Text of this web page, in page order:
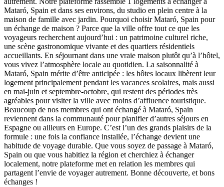
Mataró, Spain et dans ses environs, du studio en plein centre à la
maison de famille avec jardin. Pourquoi choisir Mataró, Spain pour
un échange de maison ? Parce que la ville offre tout ce que les
voyageurs recherchent aujourd’hui : un patrimoine culturel riche,
une scène gastronomique vivante et des quartiers résidentiels
accueillants. En séjournant dans une vraie maison plutôt qu’à l’hôtel,
vous vivez l’atmosphère locale au quotidien. La saisonnalité à
Mataró, Spain mérite d’être anticipée : les hôtes locaux libèrent leur
logement principalement pendant les vacances scolaires, mais aussi
en mai-juin et septembre-octobre, qui restent des périodes très
agréables pour visiter la ville avec moins d’affluence touristique.
Beaucoup de nos membres qui ont échangé à Mataró, Spain
reviennent dans la communauté pour planifier d’autres séjours en
Espagne ou ailleurs en Europe. C’est l’un des grands plaisirs de la
formule : une fois la confiance installée, l’échange devient une
habitude de voyage durable. Que vous soyez de passage à Mataró,
Spain ou que vous habitiez la région et cherchiez à échanger
localement, notre plateforme met en relation les membres qui
partagent l’envie de voyager autrement. Bonne découverte, et bons
échanges !